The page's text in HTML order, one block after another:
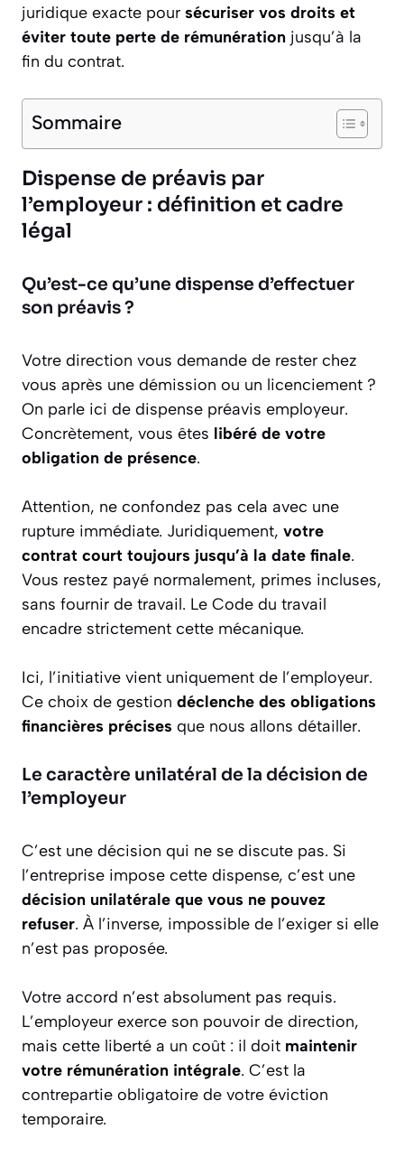
juridique exacte pour sécuriser vos droits et
éviter toute perte de rémunération jusqu’à la
fin du contrat.
Sommaire
Dispense de préavis par
l’employeur : définition et cadre
légal
Qu’est-ce qu’une dispense d’effectuer
son préavis ?
Votre direction vous demande de rester chez
vous après une démission ou un licenciement ?
On parle ici de dispense préavis employeur.
Concrètement, vous êtes libéré de votre
obligation de présence.
Attention, ne confondez pas cela avec une
rupture immédiate. Juridiquement, votre
contrat court toujours jusqu’à la date finale.
Vous restez payé normalement, primes incluses,
sans fournir de travail. Le Code du travail
encadre strictement cette mécanique.
Ici, l’initiative vient uniquement de l’employeur.
Ce choix de gestion déclenche des obligations
financières précises que nous allons détailler.
Le caractère unilatéral de la décision de
l’employeur
C’est une décision qui ne se discute pas. Si
l’entreprise impose cette dispense, c’est une
décision unilatérale que vous ne pouvez
refuser. À l’inverse, impossible de l’exiger si elle
n’est pas proposée.
Votre accord n’est absolument pas requis.
L’employeur exerce son pouvoir de direction,
mais cette liberté a un coût : il doit maintenir
votre rémunération intégrale. C’est la
contrepartie obligatoire de votre éviction
temporaire.